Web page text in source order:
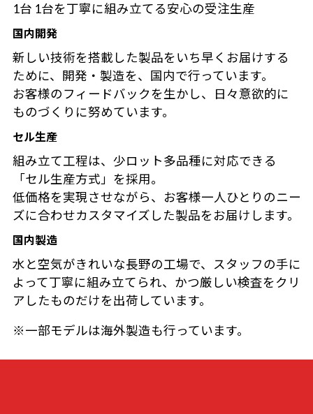
1台 1台を丁寧に組み立てる安心の受注生産
国内開発
新しい技術を搭載した製品をいち早くお届けする
ために、開発・製造を、国内で行っています。
お客様のフィードバックを生かし、日々意欲的に
ものづくりに努めています。
セル生産
組み立て工程は、少ロット多品種に対応できる
「セル生産方式」を採用。
低価格を実現させながら、お客様一人ひとりのニー
ズに合わせカスタマイズした製品をお届けします。
国内製造
水と空気がきれいな長野の工場で、スタッフの手に
よって丁寧に組み立てられ、かつ厳しい検査をクリ
アしたものだけを出荷しています。
※一部モデルは海外製造も行っています。